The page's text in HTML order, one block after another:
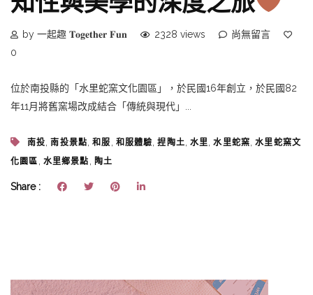
by 一起趣 𝐓𝐨𝐠𝐞𝐭𝐡𝐞𝐫 𝐅𝐮𝐧 2328 views
尚無留言
0
位於南投縣的「水里蛇窯文化園區」，於民國16年創立，於民國82
年11月將舊窯場改成結合「傳統與現代」...
南投 ,南投景點 ,和服 和服體驗 ,捏陶土 ,水里 ,水里蛇窯 ,水里蛇窯文
化園區
水里鄉景點 陶土
Share :